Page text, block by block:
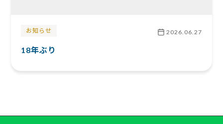
お知らせ 2026.06.27
18年ぶり